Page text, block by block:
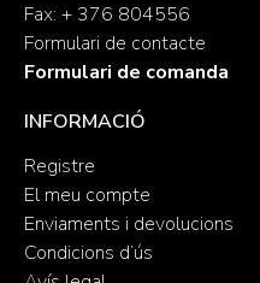
Fax: + 376 804556
Formulari de contacte
Formulari de comanda
INFORMACIÓ
Registre
El meu compte
Enviaments i devolucions
Condicions d’ús